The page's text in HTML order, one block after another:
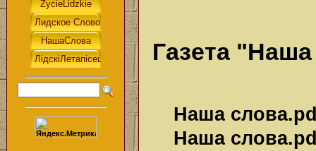
Газета
Наша
Наша